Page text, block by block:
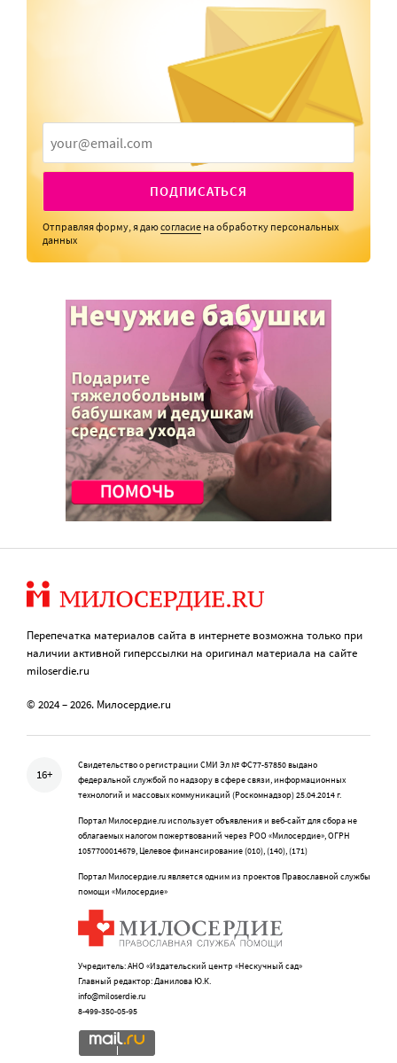
ПОДПИСАТЬСЯ
Отправляя форму, я даюсогласие на обработку персональных
данных
Перепечатка материалов сайта в интернете возможна только при
наличии активной гиперссылки на оригинал материала на сайте
miloserdie.ru
© 2024 – 2026. Милосердие.ru
16+
Свидетельство о регистрации СМИ Эл № ФС77-57850 выдано
федеральной службой по надзору в сфере связи, информационных
технологий и массовых коммуникаций (Роскомнадзор) 25.04.2014 г.
Портал Милосердие.ru использует объявления и веб-сайт для сбора не
облагаемых налогом пожертвований через РОО «Милосердие», ОГРН
1057700014679, Целевое финансирование (010), (140), (171)
Портал Милосердие.ru является одним из проектов Православной службы
помощи «Милосердие»
Учредитель: АНО «Издательский центр «Нескучный сад»
Главный редактор: Данилова Ю.К.
info@miloserdie.ru
8-499-350-05-95